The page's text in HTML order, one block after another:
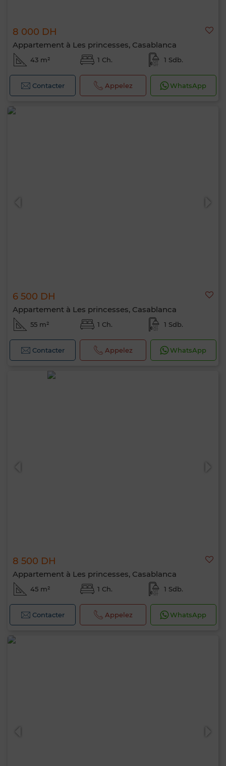
8 000 DH
Appartement à Les princesses, Casablanca
43 m² 1 Ch. 1 Sdb.
Contacter Appelez WhatsApp
6 500 DH
Appartement à Les princesses, Casablanca
55 m² 1 Ch. 1 Sdb.
Contacter Appelez WhatsApp
8 500 DH
Appartement à Les princesses, Casablanca
45 m² 1 Ch. 1 Sdb.
Contacter Appelez WhatsApp